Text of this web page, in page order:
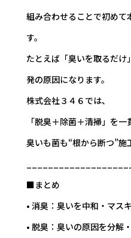
組み合わせることで初めて
す。
たとえば「臭いを取るだ
発の原因になります。
株式会社３４６では、
「脱臭＋除菌＋清掃」を一
臭いも菌も“根から断つ”施
■まとめ
• 消臭：臭いを中和・マス
• 脱臭：臭いの原因を分解